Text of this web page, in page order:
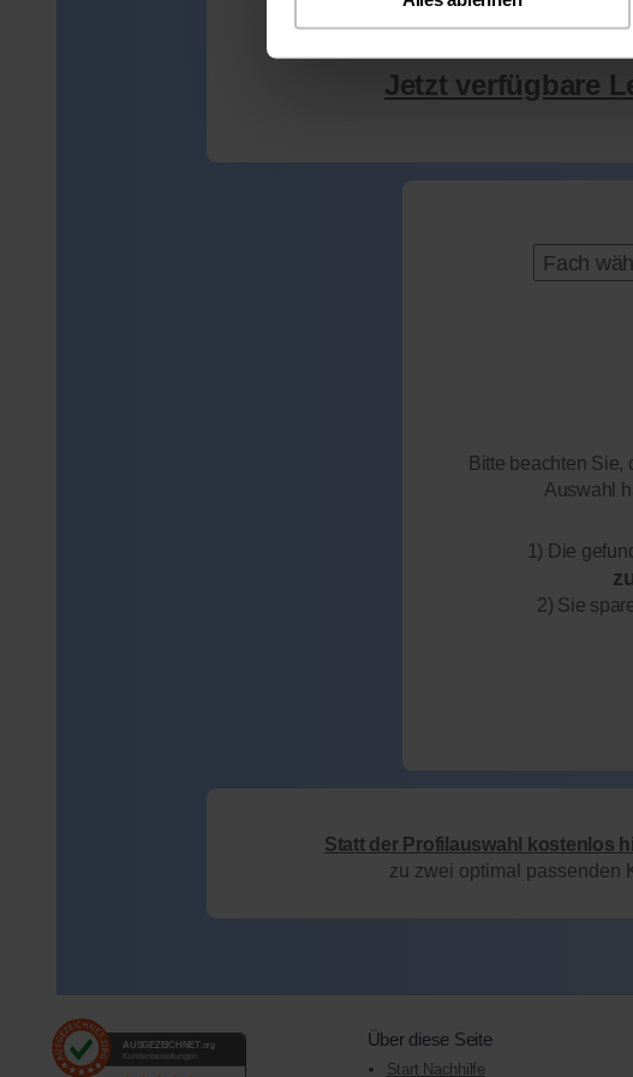
Jetzt verfügbare
Bitte beachten Sie,
Auswahl
1) Die
2) Sie
Statt der Profilauswahl kostenlos
zu zwei optimal passenden
AUSGEZEICHNET .org
Kundenbewertungen
Über diese Seite
Start Nachhilfe